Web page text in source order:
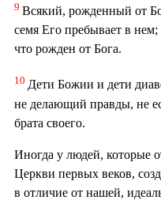
9 Всякий, рожденный от
семя Его пребывает в
что рожден от Бога.
10 Дети Божии и дети
не делающий правды, не
брата своего.
Иногда у людей, которые
Церкви первых веков,
в отличие от нашей,